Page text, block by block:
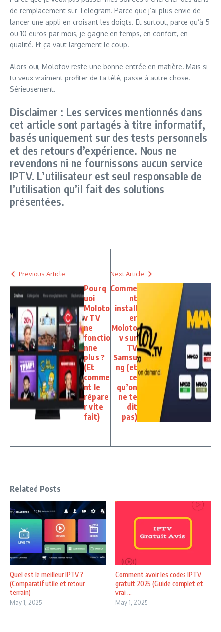
de remplacement sur Telegram. Parce que j’ai plus envie de
lancer une appli en croisant les doigts. Et surtout, parce qu’à 5
ou 10 euros par mois, je gagne en temps, en confort, en
qualité. Et ça vaut largement le coup.
Alors oui, Molotov reste une bonne entrée en matière. Mais si
tu veux vraiment profiter de ta télé, passe à autre chose.
Sérieusement.
Disclaimer : Les services mentionnés dans
cet article sont partagés à titre informatif,
basés uniquement sur des tests personnels
et des retours d’expérience. Nous ne
revendons ni ne fournissons aucun service
IPTV. L’utilisateur est seul responsable de
l’utilisation qu’il fait des solutions
présentées.
Previous Article
Pourq
uoi
Moloto
v TV
ne
fonctio
nne
plus ?
(Et
comme
nt le
répare
r vite
fait)
Next Article
Comme
nt
install
er
Moloto
v sur
TV
Samsu
ng (et
ce
qu’on
ne te
dit
pas)
Related Posts
Quel est le meilleur IPTV ?
(Comparatif utile et retour
terrain)
May 1, 2025
Comment avoir les codes IPTV
gratuit 2025 (Guide complet et
vrai ...
May 1, 2025